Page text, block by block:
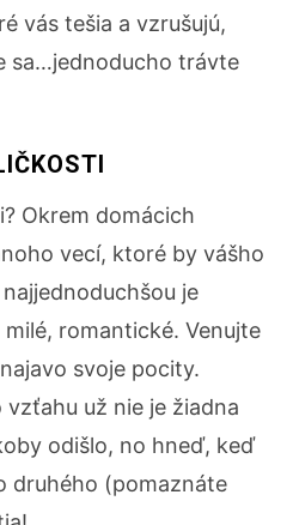
vás tešia a vzrušujú,
sa…jednoducho trávte
Okrem domácich
vecí, ktoré by vášho
je
romantické. Venujte
svoje pocity.
už nie je žiadna
odišlo, no hneď, keď
druhého (pomaznáte